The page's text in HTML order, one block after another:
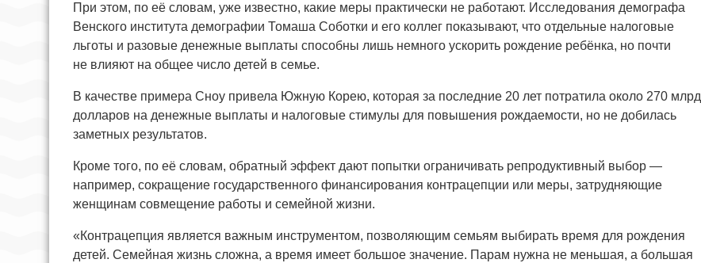
При этом, по её словам, уже известно, какие меры практически не работают. Исследования демографа
Венского института демографии Томаша Соботки и его коллег показывают, что отдельные налоговые
льготы и разовые денежные выплаты способны лишь немного ускорить рождение ребёнка, но почти
не влияют на общее число детей в семье.
В качестве примера Сноу привела Южную Корею, которая за последние 20 лет потратила около 270 млрд
долларов на денежные выплаты и налоговые стимулы для повышения рождаемости, но не добилась
заметных результатов.
Кроме того, по её словам, обратный эффект дают попытки ограничивать репродуктивный выбор —
например, сокращение государственного финансирования контрацепции или меры, затрудняющие
женщинам совмещение работы и семейной жизни.
«Контрацепция является важным инструментом, позволяющим семьям выбирать время для рождения
детей. Семейная жизнь сложна, а время имеет большое значение. Парам нужна не меньшая, а большая